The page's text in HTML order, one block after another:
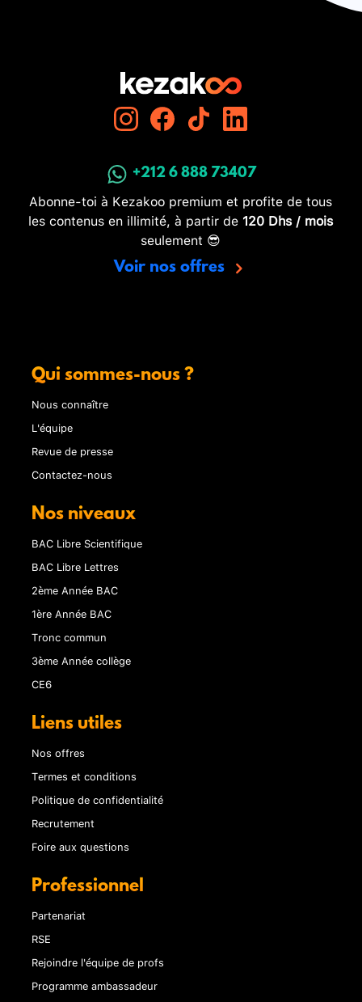
+212 6 888 73407
Abonne-toi à Kezakoo premium et profite de tous
les contenus en illimité, à partir de 120 Dhs / mois
seulement 😎
Voir nos offres
Qui sommes-nous ?
Nous connaître
L'équipe
Revue de presse
Contactez-nous
Nos niveaux
BAC Libre Scientifique
BAC Libre Lettres
2ème Année BAC
1ère Année BAC
Tronc commun
3ème Année collège
CE6
Liens utiles
Nos offres
Termes et conditions
Politique de confidentialité
Recrutement
Foire aux questions
Professionnel
Partenariat
RSE
Rejoindre l'équipe de profs
Programme ambassadeur